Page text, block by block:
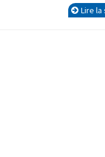
Lire la